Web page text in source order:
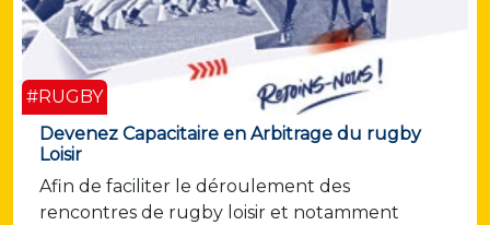
#RUGBY
Devenez Capacitaire en Arbitrage du rugby
Loisir
Afin de faciliter le déroulement des
rencontres de rugby loisir et notamment